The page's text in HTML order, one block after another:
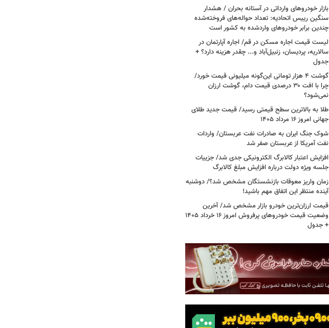
بازار خودروهای وارداتی در آستانه بحران / هشدار
سنگین رییس اتحادیه: تعداد حواله‌های فروخته‌شده
چندین برابر خودروهای واردشده به کشور است
لیست قیمت اجاره مسکن در قم/ اجاره آپارتمان در
سالاریه، پردیسان، زنبیل‌آباد و... چقدر هزینه دارد؟ +
جدول
گوشت ۴ هزار تومانی این‌گونه میلیونی قیمت خورد/
چرا با افت ۳۰ درصدی قیمت دام، گوشت ارزان
نمی‌شود؟
طلا به بالاترین سطح قیمتی رسید/ قیمت جدید طلای
جهانی امروز ۱۶ مرداد ۱۴۰۵
شوک جنگ ایران به صادرات نفت عربستان/ واردات
نفت آمریکا از عربستان صفر شد
افزایش اعتبار کالابرگ الکترونیکی جدی شد/ جزییات
جلسه ویژه دولت درباره افزایش مبلغ کالابرگ
زمان واریز معوقات بازنشستگان مشخص شد؟/ دوشنبه
آینده منتظر این اتفاق مهم باشید!
قیمت ارزان‌ترین خودرو بازار مشخص شد/ آخرین
وضعیت قیمت خودروهای پرفروش امروز ۱۶ خرداد ۱۴۰۵
+ جدول